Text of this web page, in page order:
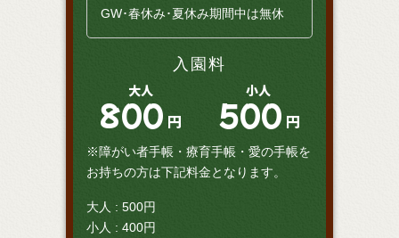
GW･春休み･夏休み期間中は無休
入園料
大人
800 円
小人
500 円
※障がい者手帳・療育手帳・愛の手帳を
お持ちの方は下記料金となります。
大人 : 500円
小人 : 400円